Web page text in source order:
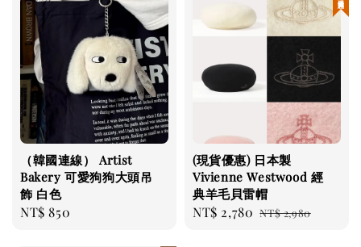
（韓國連線） Artist
Bakery 可愛狗狗大頭吊
飾 白色
Regular
NT$ 850
(現貨優惠) 日本製
Vivienne Westwood 經
典羊毛貝雷帽
Sale
NT$ 2,780 Regular
NT$ 2,980